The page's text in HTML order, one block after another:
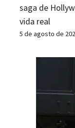
saga de
vida real
5 de agosto de